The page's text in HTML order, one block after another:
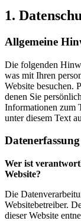
1.
Allgemeine
Die folgenden
was mit Ihren
Website besuchen.
denen Sie
Informationen zum
unter diesem Text
Wer ist
Website?
Die
Websitebetreiber.
dieser Website